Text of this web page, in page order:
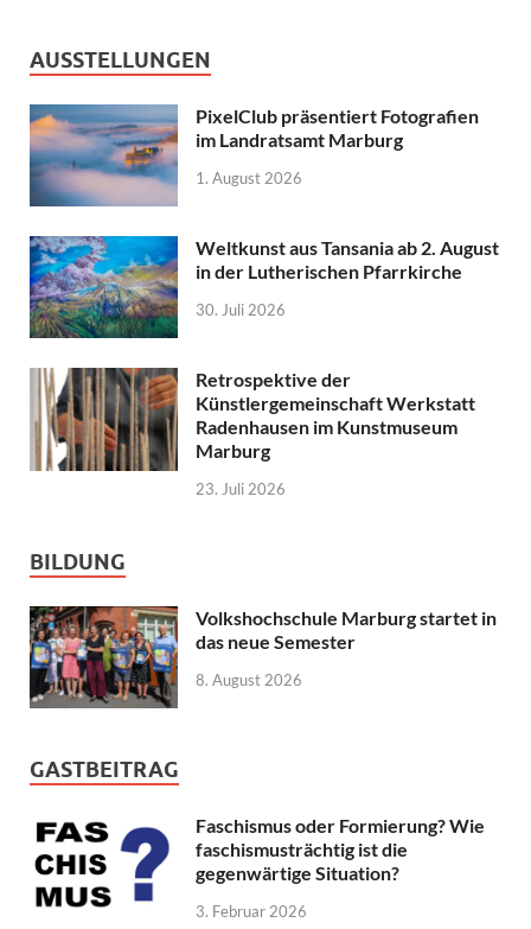
AUSSTELLUNGEN
PixelClub präsentiert Fotografien
im Landratsamt Marburg
1. August 2026
Weltkunst aus Tansania ab 2. August
in der Lutherischen Pfarrkirche
30. Juli 2026
Retrospektive der
Künstlergemeinschaft Werkstatt
Radenhausen im Kunstmuseum
Marburg
23. Juli 2026
BILDUNG
Volkshochschule Marburg startet in
das neue Semester
8. August 2026
GASTBEITRAG
Faschismus oder Formierung? Wie
faschismusträchtig ist die
gegenwärtige Situation?
3. Februar 2026